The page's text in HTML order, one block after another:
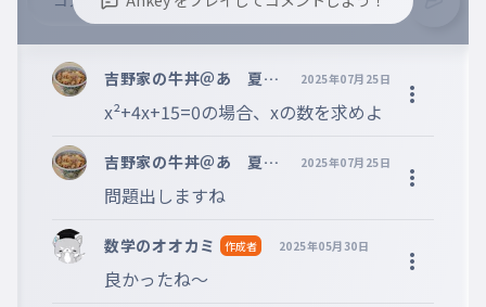
※コメントするには、ログインが必要です。
吉野家の牛丼＠あ 夏休
み復帰!?
2025年07月25日
x²+4x+15=0の場合、xの数を求めよ
吉野家の牛丼＠あ 夏休
2025年07月25日
問題出しますね
数学のオオカミ 作成者 2025年05月30日
良かったね〜